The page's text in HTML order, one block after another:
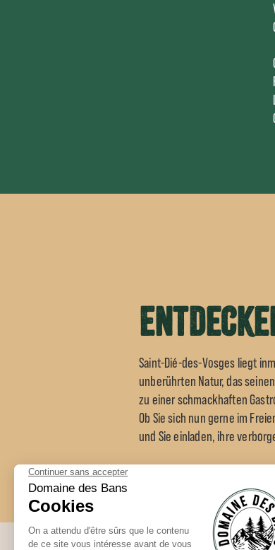
Saint-Dié-des-Vosges liegt
unberührten Natur, das
zu einer schmackhaften
Ob Sie sich nun gerne im
und Sie einladen, ihre